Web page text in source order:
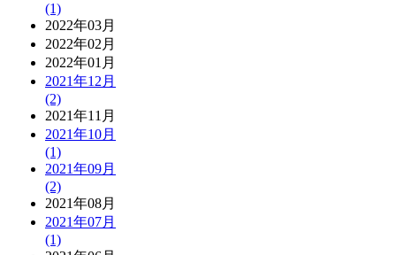
(1)
2022年03月
2022年02月
2022年01月
2021年12月
(2)
2021年11月
2021年10月
(1)
2021年09月
(2)
2021年08月
2021年07月
(1)